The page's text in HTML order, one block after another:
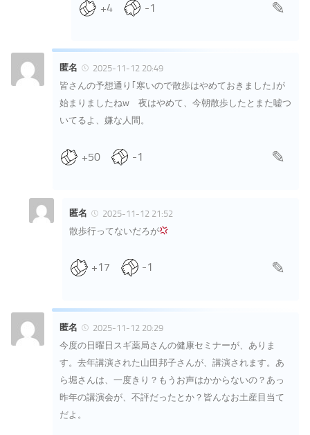
+4 -1
匿名
2025-11-12 20:49
皆さんの予想通り｢寒いので散歩はやめておきました｣が
始まりましたねw 夜はやめて、今朝散歩したとまた嘘つ
いてるよ、嫌な人間。
+50 -1
匿名
2025-11-12 21:52
散歩行ってないだろが
+17 -1
匿名
2025-11-12 20:29
今度の日曜日スギ薬局さんの健康セミナーが、ありま
す。去年講演された山田邦子さんが、講演されます。あ
ら堀さんは、一度きり？もうお声はかからないの？あっ
昨年の講演会が、不評だったとか？皆んなお土産目当て
だよ。